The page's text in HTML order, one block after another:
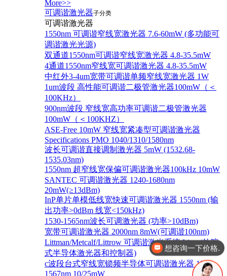
More>>
可调谐激光器子分类
可调谐激光器
1550nm 可调谐窄线宽激光器 7.6-60mW (多功能可
调谐激光光源)
双通道1550nm可调谐窄线宽激光器 4.8-35.5mW
4通道1550nm窄线宽可调谐激光器 4.8-35.5mW
中红外3-4um宽带可调谐单频窄线宽激光器 1W
1um波段 高性能可调谐二极管激光器100mW（＜
100KHz）
900nm波段 窄线宽高功率可调谐二极管激光器
100mW（＜100KHZ）
ASE-Free 10mW 窄线宽紧凑型可调谐激光器
Specifications PMO 1040/1310/1580nm
波长可调谐直接调制激光器 5mW (1532.68-
1535.03nm)
1550nm 超窄线宽保偏可调谐激光器100kHz 10mW
SANTEC 可调谐激光器 1240-1680nm
20mW(≥13dBm)
InP单片单模低线宽快速可调谐激光器 1550nm (输
出功率>0dBm 线宽<150kHz)
1530-1565nm波长可调激光器 (功率>10dBm)
宽带可调谐激光器 2000nm 8mW(可调谐100nm)
Littman/Metcalf/Littrow 可调谐激光系统 Lion (外腔
式半导体激光器和控制器)
c波段台式窄线宽锁频半导体可调谐激光器 1528-
1567nm 10/25mW
想咨询一下价格.
你好，有这几款产品吗